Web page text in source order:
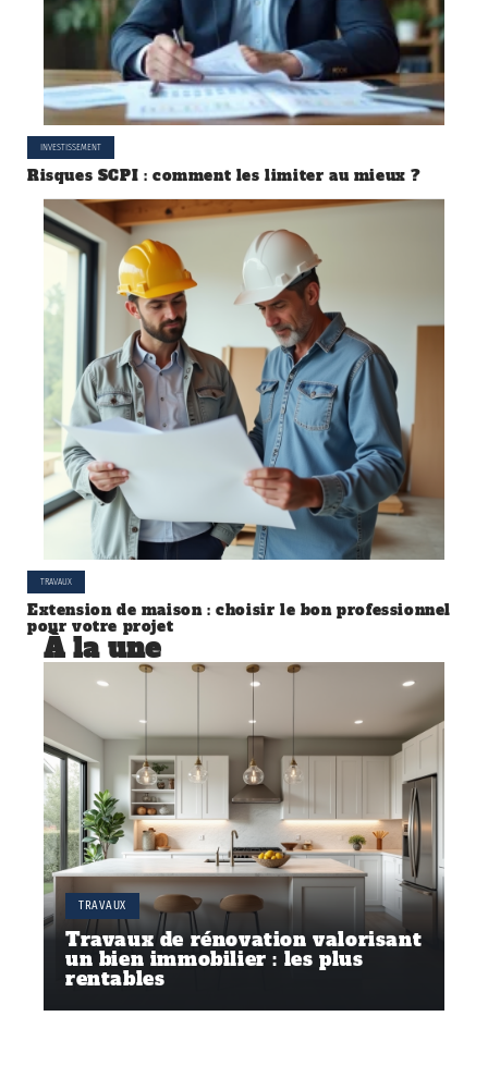
INVESTISSEMENT
Risques SCPI : comment les limiter au mieux ?
TRAVAUX
Extension de maison : choisir le bon professionnel
pour votre projet
À la une
TRAVAUX
Travaux de rénovation valorisant
un bien immobilier : les plus
rentables